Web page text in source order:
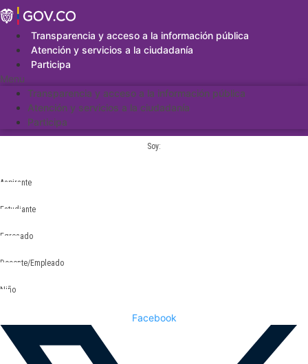
Saltar
al
contenidoTransparencia y acceso a la información pública
Atención y servicios a la ciudadanía
Participa
Menu
Transparencia y acceso a la información pública
Atención y servicios a la ciudadanía
Participa
Soy:
Aspirante
Estudiante
Egresado
Docente/Empleado
Niño
Facebook